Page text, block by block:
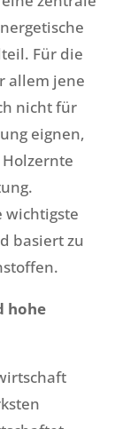
Für die
allem jene
nicht für
eignen,
wichtigste
basiert zu
hohe